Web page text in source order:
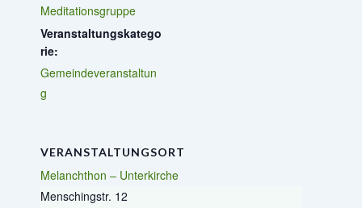
Meditationsgruppe
Veranstaltungskatego
rie:
Gemeindeveranstaltun
g
VERANSTALTUNGSORT
Melanchthon – Unterkirche
Menschingstr. 12